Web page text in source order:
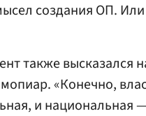
создания ОП.
также высказался
«Конечно,
и национальная